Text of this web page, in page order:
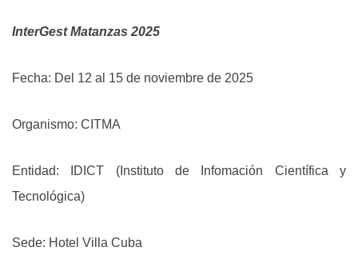
InterGest Matanzas 2025
Fecha: Del 12 al 15 de noviembre de 2025
Organismo: CITMA
Entidad: IDICT (Instituto de Infomación Científica y
Tecnológica)
Sede: Hotel Villa Cuba